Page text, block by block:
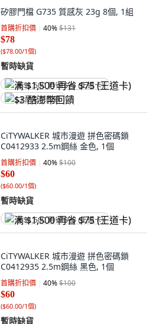
矽膠門檔 G735 質感灰 23g 8個, 1組
首購折扣價 40%$131
$78
($78.00/1個)
暫時缺貨
满 $1,500 再省 $75 (王道卡)
$3 酷澎幣回饋
CiTYWALKER 城市漫遊 拼色密碼鎖
C0412933 2.5m鋼絲 金色, 1個
首購折扣價 40%$100
$60
($60.00/1個)
暫時缺貨
满 $1,500 再省 $75 (王道卡)
CiTYWALKER 城市漫遊 拼色密碼鎖
C0412935 2.5m鋼絲 黑色, 1個
首購折扣價 40%$100
$60
($60.00/1個)
暫時缺貨